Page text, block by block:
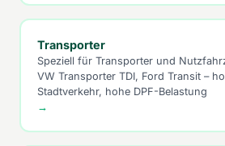
Transporter
Speziell für Transporter und
VW Transporter TDI, Ford Transit –
Stadtverkehr, hohe DPF-Belastung
→